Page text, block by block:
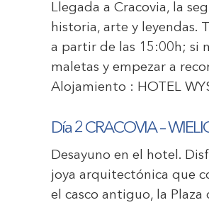
Llegada a Cracovia, la
historia, arte y leyendas.
a partir de las 15:00h; si
maletas y empezar a
Alojamiento : HOTEL
Día 2 CRACOVIA –
Desayuno en el hotel.
joya arquitectónica que
el casco antiguo, la